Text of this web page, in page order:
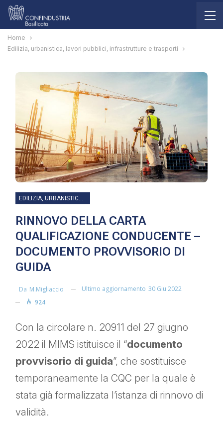
Home
Edilizia, urbanistica, lavori pubblici, infrastrutture e trasporti
EDILIZIA, URBANISTICA, LAVORI PUBBLICI, INFRASTRUTTURE E TRASPORTI
RINNOVO DELLA CARTA
QUALIFICAZIONE CONDUCENTE –
DOCUMENTO PROVVISORIO DI
GUIDA
Da M.migliaccio Ultimo aggiornamento 30 Giu 2022
924
Con la circolare n. 20911 del 27 giugno
2022 il MIMS istituisce il “documento
provvisorio di guida”, che sostituisce
temporaneamente la CQC per la quale è
stata già formalizzata l’istanza di rinnovo di
validità.